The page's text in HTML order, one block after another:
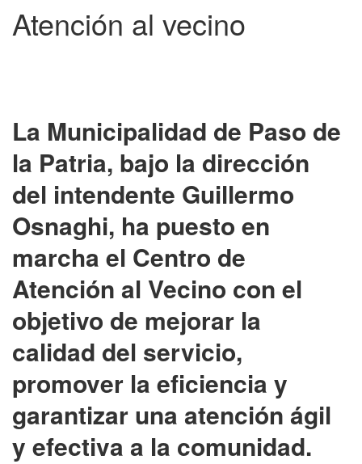
Atención al vecino
La Municipalidad de Paso de
la Patria, bajo la dirección
del intendente Guillermo
Osnaghi, ha puesto en
marcha el Centro de
Atención al Vecino con el
objetivo de mejorar la
calidad del servicio,
promover la eficiencia y
garantizar una atención ágil
y efectiva a la comunidad.